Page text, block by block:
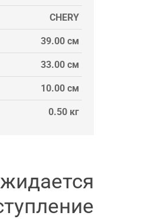
CHERY
39.00 см
33.00 см
10.00 см
0.50 кг